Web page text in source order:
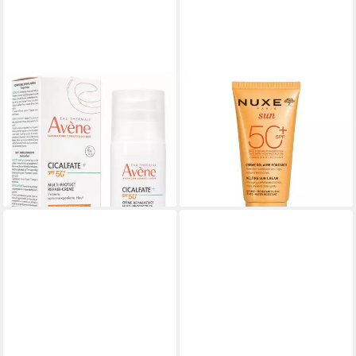
PIERRE FABRE
Sonnenschutzcreme AVENE
Cicalfate+ Multi-Protect
Repair-Cre.SPF 50+
18,19 €
(606,33 €/ 1 l)
lieferbar - in 3-4 Werktagen bei dir
Sonnenschutzcreme Sun
Crème Solaire Fondante SPF
50, für Alle Hauttypen
(504,40 €/ 1 l)
lieferbar - in 3-4 Werktagen bei dir